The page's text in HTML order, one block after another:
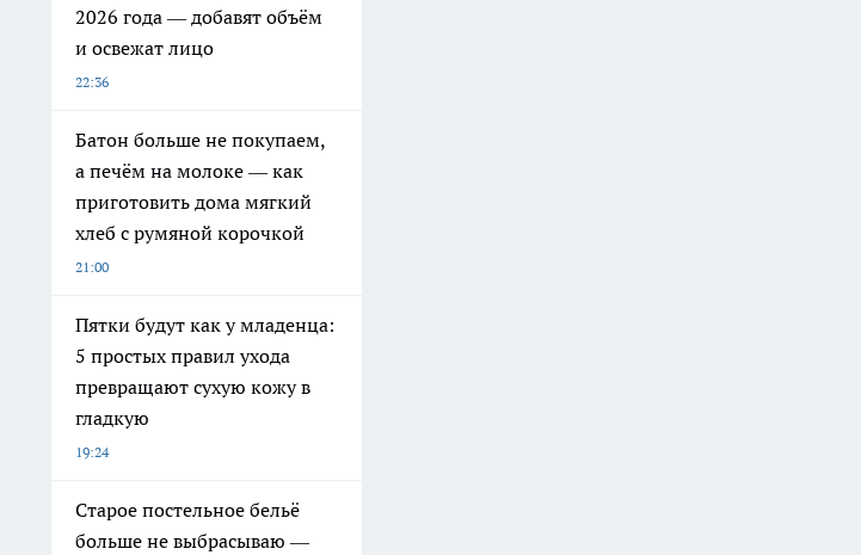
2026 года — добавят объём
и освежат лицо
22:36
Батон больше не покупаем,
а печём на молоке — как
приготовить дома мягкий
хлеб с румяной корочкой
21:00
Пятки будут как у младенца:
5 простых правил ухода
превращают сухую кожу в
гладкую
19:24
Старое постельное бельё
больше не выбрасываю —